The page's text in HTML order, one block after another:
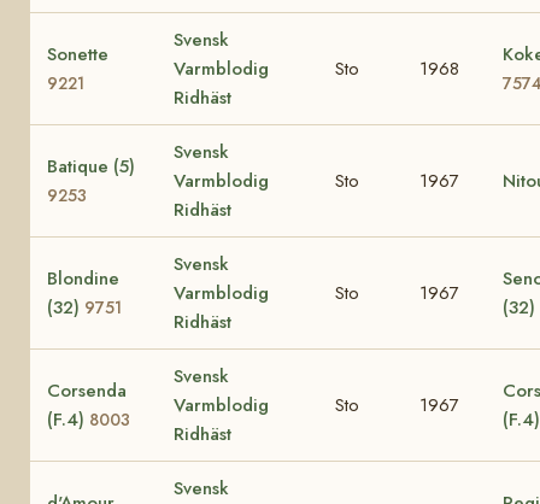
Sonette
9221
Svensk
Varmblodig
Ridhäst
Sto 1968
Batique (5)
9253
Svensk
Varmblodig
Ridhäst
Sto 1967
Blondine
(32) 9751
Svensk
Varmblodig
Ridhäst
Sto 1967
(32)
Corsenda
(F.4) 8003
Svensk
Varmblodig
Ridhäst
Sto 1967
Svensk